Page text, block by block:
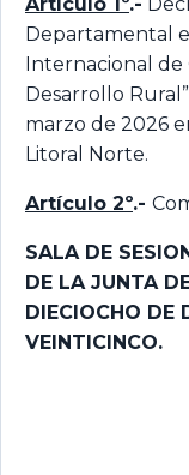
Departamental
Internacional de
Desarrollo
marzo de 2026
Litoral Norte.
Artículo 2º.-
SALA DE
DE LA JUNTA
DIECIOCHO DE
VEINTICINCO.